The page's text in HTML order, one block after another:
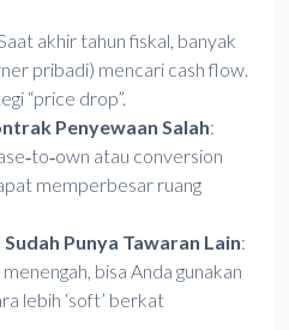
akhir tahun fiskal, banyak
pribadi) mencari cash flow.
“price drop”.
Penyewaan Salah:
atau conversion
memperbesar ruang
Punya Tawaran Lain:
bisa Anda gunakan
lebih ‘soft’ berkat